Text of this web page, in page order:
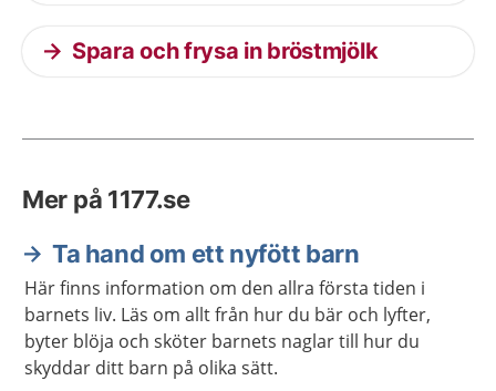
Spara och frysa in bröstmjölk
Mer på 1177.se
Ta hand om ett nyfött barn
Här finns information om den allra första tiden i
barnets liv. Läs om allt från hur du bär och lyfter,
byter blöja och sköter barnets naglar till hur du
skyddar ditt barn på olika sätt.